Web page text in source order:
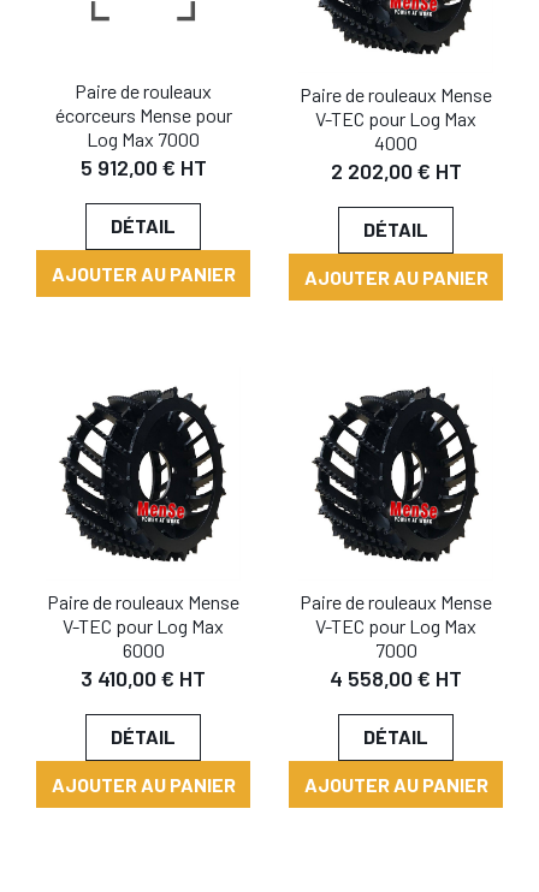
Paire de rouleaux
écorceurs Mense pour
Log Max 7000
5 912,00 € HT
DÉTAIL
AJOUTER AU PANIER
Paire de rouleaux Mense
V-TEC pour Log Max
4000
2 202,00 € HT
DÉTAIL
AJOUTER AU PANIER
Paire de rouleaux Mense
V-TEC pour Log Max
6000
3 410,00 € HT
DÉTAIL
AJOUTER AU PANIER
Paire de rouleaux Mense
V-TEC pour Log Max
7000
4 558,00 € HT
DÉTAIL
AJOUTER AU PANIER